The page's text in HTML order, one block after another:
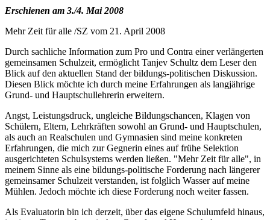
Erschienen am 3./4. Mai 2008
Mehr Zeit für alle /SZ vom 21. April 2008
Durch sachliche Information zum Pro und Contra einer verlängerten
gemeinsamen Schulzeit, ermöglicht Tanjev Schultz dem Leser den
Blick auf den aktuellen Stand der bildungs-politischen Diskussion.
Diesen Blick möchte ich durch meine Erfahrungen als langjährige
Grund- und Hauptschullehrerin erweitern.
Angst, Leistungsdruck, ungleiche Bildungschancen, Klagen von
Schülern, Eltern, Lehrkräften sowohl an Grund- und Hauptschulen,
als auch an Realschulen und Gymnasien sind meine konkreten
Erfahrungen, die mich zur Gegnerin eines auf frühe Selektion
ausgerichteten Schulsystems werden ließen. "Mehr Zeit für alle", in
meinem Sinne als eine bildungs-politische Forderung nach längerer
gemeinsamer Schulzeit verstanden, ist folglich Wasser auf meine
Mühlen. Jedoch möchte ich diese Forderung noch weiter fassen.
Als Evaluatorin bin ich derzeit, über das eigene Schulumfeld hinaus,